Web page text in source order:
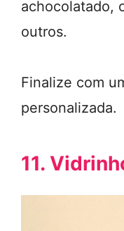
achocolatado,
outros.
Finalize com
personalizada.
11.